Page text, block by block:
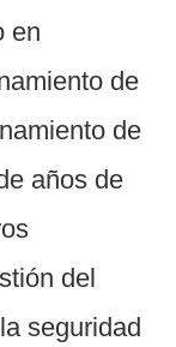
en
de
de
años de
del
seguridad